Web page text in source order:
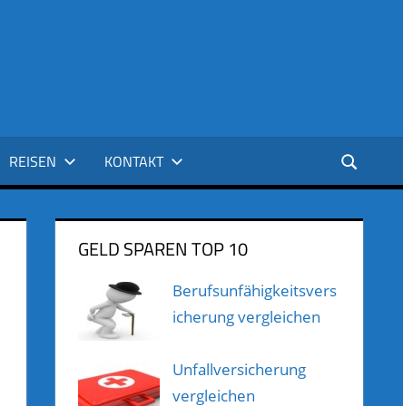
REISEN KONTAKT
GELD SPAREN TOP 10
Berufsunfähigkeitsvers
icherung vergleichen
Unfallversicherung
vergleichen